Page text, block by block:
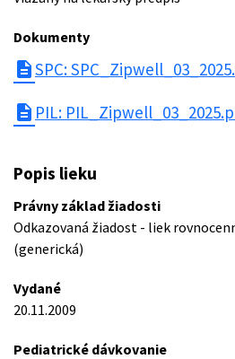
Dokumenty
descriptionSPC:
description PIL:
Popis lieku
Právny základ žiadosti
Odkazovaná žiadost - liek
(generická)
Vydané
20.11.2009
Pediatrické dávkovanie